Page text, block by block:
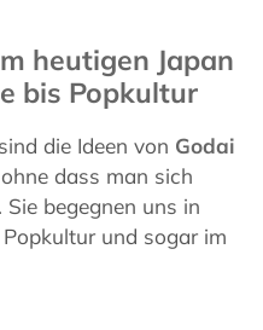
heutigen Japan
bis Popkultur
die Ideen von Godai
dass man sich
begegnen uns in
und sogar im